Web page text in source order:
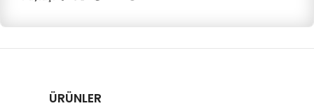
ÜRÜNLER